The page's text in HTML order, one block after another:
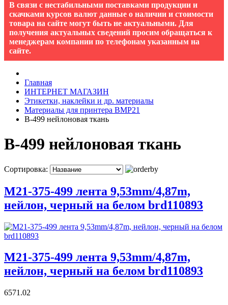
В связи с нестабильными поставками продукции и
скачками курсов валют данные о наличии и стоимости
товара на сайте могут быть не актуальными. Для
получения актуальных сведений просим обращаться к
менеджерам компании по телефонам указанным на
сайте.
Главная
ИНТЕРНЕТ МАГАЗИН
Этикетки, наклейки и др. материалы
Материалы для принтера BMP21
B-499 нейлоновая ткань
B-499 нейлоновая ткань
Сортировка:
M21-375-499 лента 9,53mm/4,87m,
нейлон, черный на белом brd110893
M21-375-499 лента 9,53mm/4,87m,
нейлон, черный на белом brd110893
6571.02